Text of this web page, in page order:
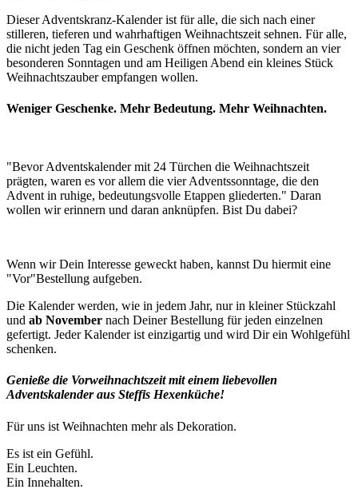
Dieser Adventskranz-Kalender ist für alle, die sich nach einer
stilleren, tieferen und wahrhaftigen Weihnachtszeit sehnen. Für alle,
die nicht jeden Tag ein Geschenk öffnen möchten, sondern an vier
besonderen Sonntagen und am Heiligen Abend ein kleines Stück
Weihnachtszauber empfangen wollen.
Weniger Geschenke. Mehr Bedeutung. Mehr Weihnachten.
"Bevor Adventskalender mit 24 Türchen die Weihnachtszeit
prägten, waren es vor allem die vier Adventssonntage, die den
Advent in ruhige, bedeutungsvolle Etappen gliederten." Daran
wollen wir erinnern und daran anknüpfen. Bist Du dabei?
Wenn wir Dein Interesse geweckt haben, kannst Du hiermit eine
"Vor"Bestellung aufgeben.
Die Kalender werden, wie in jedem Jahr, nur in kleiner Stückzahl
und ab November nach Deiner Bestellung für jeden einzelnen
gefertigt. Jeder Kalender ist einzigartig und wird Dir ein Wohlgefühl
schenken.
Genieße die Vorweihnachtszeit mit einem liebevollen
Adventskalender aus Steffis Hexenküche!
Für uns ist Weihnachten mehr als Dekoration.
Es ist ein Gefühl.
Ein Leuchten.
Ein Innehalten.